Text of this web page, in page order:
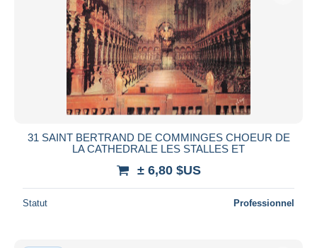
31 SAINT BERTRAND DE COMMINGES CHOEUR DE
LA CATHEDRALE LES STALLES ET
± 6,80 $US
Statut Professionnel